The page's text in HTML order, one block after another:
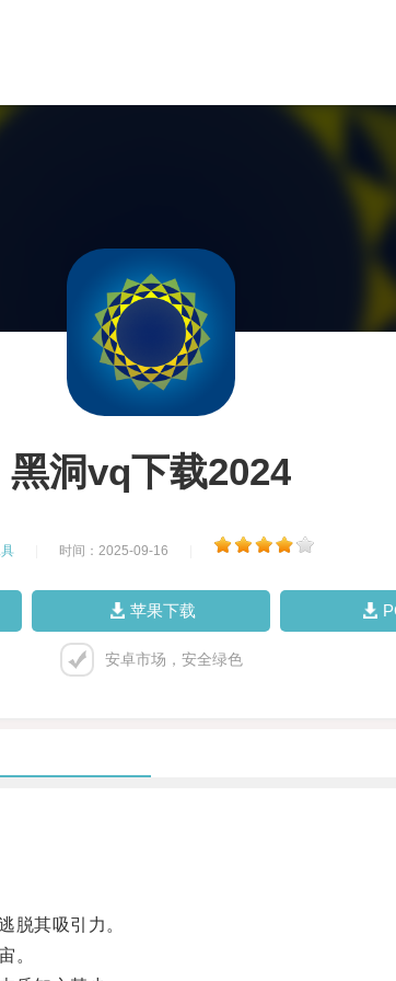
黑洞vq下载2024
时间：2025-09-16
苹果下载
安卓市场，安全绿色
其吸引力。
。